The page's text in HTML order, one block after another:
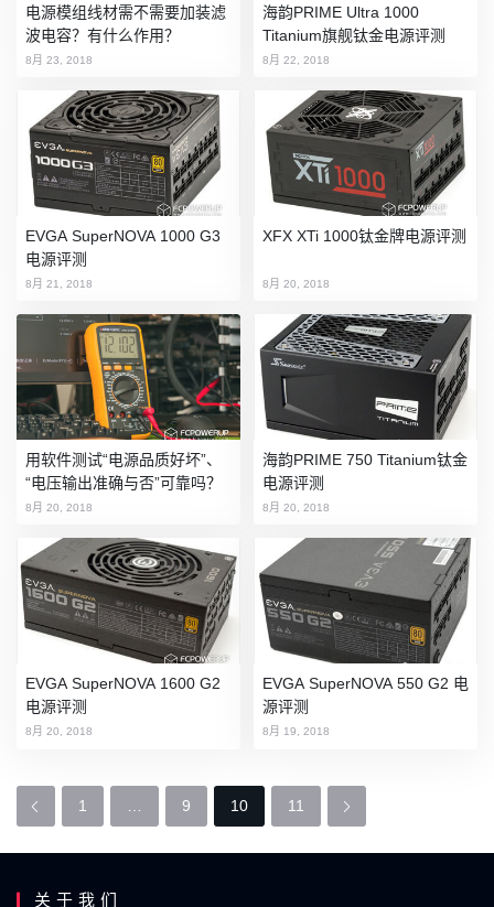
电源模组线材需不需要加装滤
波电容？有什么作用？
8月 23, 2018
海韵PRIME Ultra 1000
Titanium旗舰钛金电源评测
8月 22, 2018
EVGA SuperNOVA 1000 G3
电源评测
8月 21, 2018
XFX XTi 1000钛金牌电源评测
8月 20, 2018
用软件测试“电源品质好坏”、
“电压输出准确与否”可靠吗？
8月 20, 2018
海韵PRIME 750 Titanium钛金
电源评测
8月 20, 2018
EVGA SuperNOVA 1600 G2
电源评测
8月 20, 2018
EVGA SuperNOVA 550 G2 电
源评测
8月 19, 2018
1 … 9 10 11
关于我们